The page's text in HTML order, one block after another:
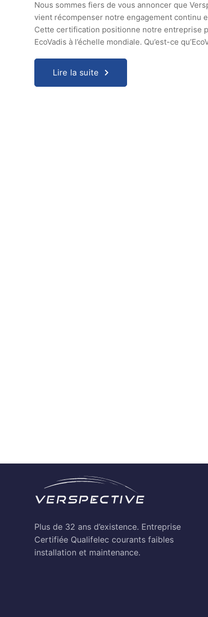
Nous sommes fiers de vous annoncer que
vient récompenser notre engagement continu
Cette certification positionne notre entreprise
EcoVadis à l’échelle mondiale. Qu’est-ce
Lire la suite
Plus de 32 ans d’existence. Entreprise
Certifiée Qualifelec courants faibles
installation et maintenance.